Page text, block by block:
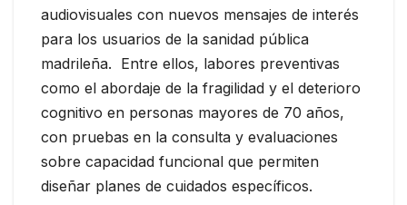
audiovisuales con nuevos mensajes de interés
para los usuarios de la sanidad pública
madrileña. Entre ellos, labores preventivas
como el abordaje de la fragilidad y el deterioro
cognitivo en personas mayores de 70 años,
con pruebas en la consulta y evaluaciones
sobre capacidad funcional que permiten
diseñar planes de cuidados específicos.